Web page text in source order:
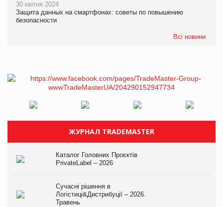
30 квітня 2024
Защита данных на смартфонах: советы по повышению
безопасности
Всі новини
ЖУРНАЛ TRADEMASTER
Каталог Головних Проєктів
PrivateLabel – 2026
Сучасні рішення в
Логістиці&Дистрибуції – 2026.
Травень